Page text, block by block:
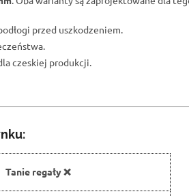
przed uszkodzeniem.
czeskiej produkcji.
Tanie regały ❌